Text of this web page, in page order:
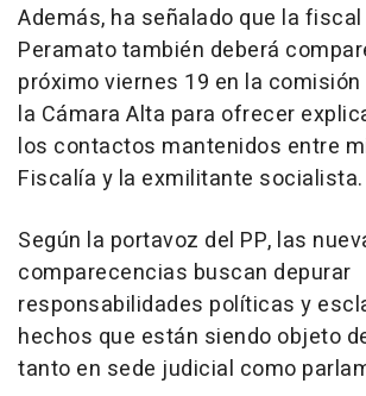
Además, ha señalado que la
Peramato también deberá
próximo viernes 19 en la
la Cámara Alta para ofrecer
los contactos mantenidos entre
Fiscalía y la exmilitante socialista.
Según la portavoz del PP, las
comparecencias buscan depurar
responsabilidades políticas y
hechos que están siendo objeto
tanto en sede judicial como